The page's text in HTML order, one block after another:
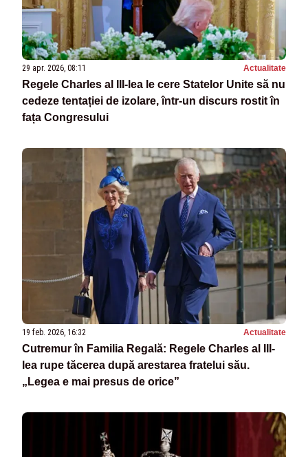
29 apr. 2026, 08:11 Actualitate
Regele Charles al III‑lea le cere Statelor Unite să nu
cedeze tentației de izolare, într-un discurs rostit în
fața Congresului
19 feb. 2026, 16:32 Actualitate
Cutremur în Familia Regală: Regele Charles al III-
lea rupe tăcerea după arestarea fratelui său.
„Legea e mai presus de orice”